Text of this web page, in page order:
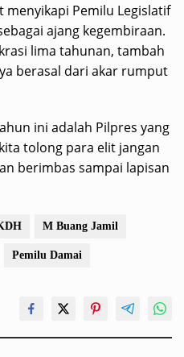
menyikapi Pemilu Legislatif
ajang kegembiraan.
lima tahunan, tambah
berasal dari akar rumput
ini adalah Pilpres yang
tolong para elit jangan
berimbas sampai lapisan
M Buang Jamil
Pemilu Damai